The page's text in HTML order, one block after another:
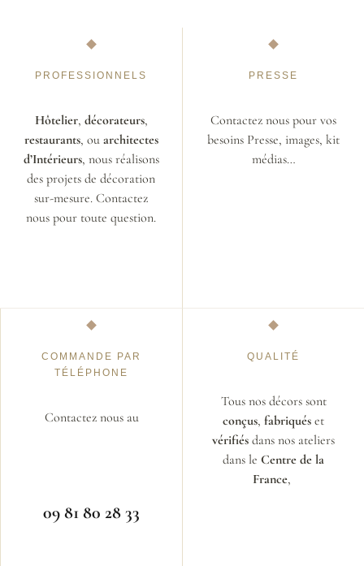
PROFESSIONNELS
Hôtelier, décorateurs,
restaurants, ou architectes
d’Intérieurs, nous réalisons
des projets de décoration
sur-mesure. Contactez
nous pour toute question.
PRESSE
Contactez nous pour vos
besoins Presse, images, kit
médias…
COMMANDE PAR
TÉLÉPHONE
Contactez nous au
09 81 80 28 33
QUALITÉ
Tous nos décors sont
conçus, fabriqués et
vérifiés dans nos ateliers
dans le Centre de la
France,